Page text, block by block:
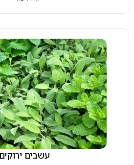
עשבים ירוקים